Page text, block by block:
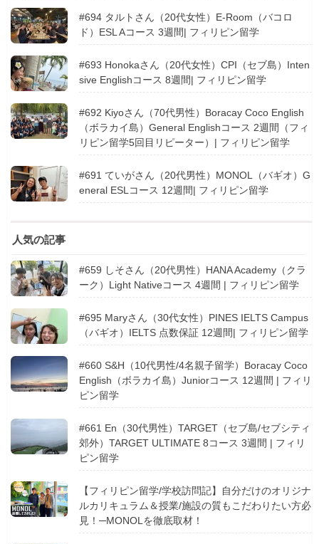
#694 タルトさん（20代女性）E-Room（バコロ
ド）ESL Aコース 3週間| フィリピン留学
#693 Honokaさん（20代女性）CPI（セブ島）Inten
sive Englishコース 8週間| フィリピン留学
#692 Kiyoさん（70代男性）Boracay Coco English
（ボラカイ島）General Englishコース 2週間（フィ
リピン留学5回目リピーター）| フィリピン留学
#691 ていがさん（20代男性）MONOL（バギオ）G
eneral ESLコース 12週間| フィリピン留学
人気の記事
#659 しそさん（20代男性）HANA Academy（クラ
ーク）Light Nativeコース 4週間 | フィリピン留学
#695 Maryさん（30代女性）PINES IELTS Campus
（バギオ）IELTS 点数保証 12週間| フィリピン留学
#660 S&H（10代男性/4名親子留学）Boracay Coco
English（ボラカイ島）Juniorコース 12週間 | フィリ
ピン留学
#661 En（30代男性）TARGET（セブ島/セブシティ
郊外）TARGET ULTIMATE 8コース 3週間 | フィリ
ピン留学
【フィリピン留学/学校訪問記】自分だけのオリジナ
ルカリキュラム＆授業/施設の質もこだわりたい方必
見！─MONOLを徹底取材！